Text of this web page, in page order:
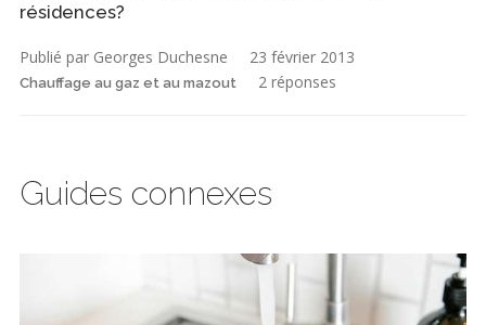
résidences?
Publié par Georges Duchesne 23 février 2013
Chauffage au gaz et au mazout 2 réponses
Guides connexes